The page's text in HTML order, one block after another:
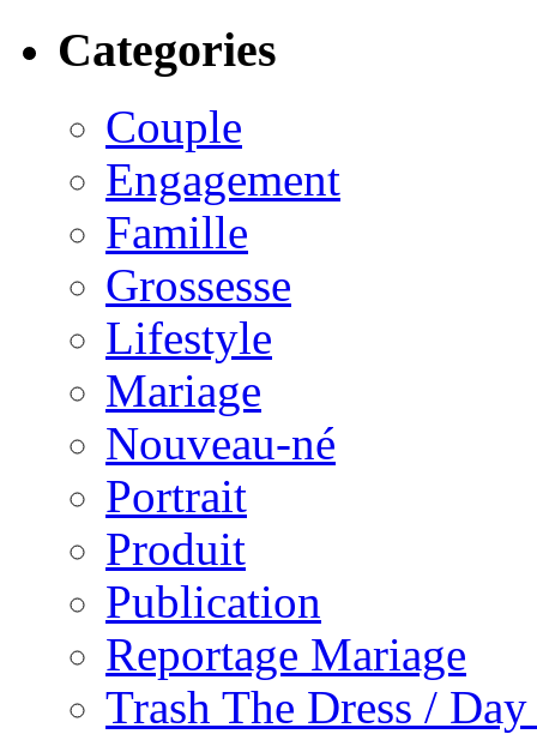
Categories
Couple
Engagement
Famille
Grossesse
Lifestyle
Mariage
Nouveau-né
Portrait
Produit
Publication
Reportage Mariage
Trash The Dress /